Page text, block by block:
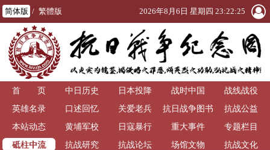
简体版 / 繁體版 2026年8月6日 星期四 23:22:26
首 页 中日历史 日本投降 战时中国
战线战役
英雄名录
口述回忆 关爱老兵
抗日战争图书
馆
抗战公益
本站动态
黄埔军校 日寇暴行 重大事件
专题栏目
砥柱中流
抗战研究 抗战论坛 场馆文物 抗战文化